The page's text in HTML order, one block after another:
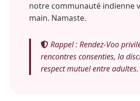
notre communauté indienne
main. Namaste.
Rappel : Rendez-Voo
rencontres consenties, la
respect mutuel entre adultes.